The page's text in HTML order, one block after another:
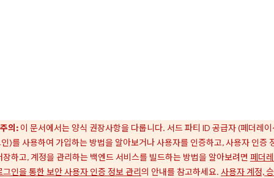
주의: 이 문서에서는 양식 권장사항을 다룹니다. 서드 파티 ID 공급자 (페더레
)를 사용하여 가입하는 방법을 알아보거나 사용자를 인증하고, 사용자 인증
장하고, 계정을 관리하는 백엔드 서비스를 빌드하는 방법을 알아보려면 페더
그인을 통한 보안 사용자 인증 정보 관리의 안내를 참고하세요. 사용자 계정,